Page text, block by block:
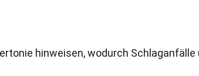
hinweisen, wodurch Schlaganfälle